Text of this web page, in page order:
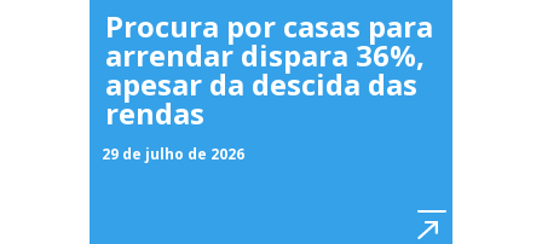
Procura por casas para
arrendar dispara 36%,
apesar da descida das
rendas
29 de julho de 2026